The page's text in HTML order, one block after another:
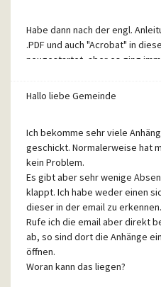
Habe dann nach der engl.
.PDF und auch "Acrobat" in
neugestartet, aber es ging
Absendern. Denn
Anhänge und öffnet sie auch,
Liebe Grüße und vielen Dank für
Hallo liebe Gemeinde
Ich bekomme sehr viele
geschickt. Normalerweise hat
kein Problem.
Es gibt aber sehr wenige
klappt. Ich habe weder einen
dieser in der email zu erkennen.
Rufe ich die email aber direkt
ab, so sind dort die Anhänge
öffnen.
Woran kann das liegen?